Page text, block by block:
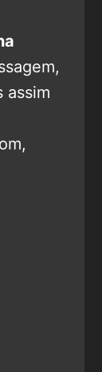
assim